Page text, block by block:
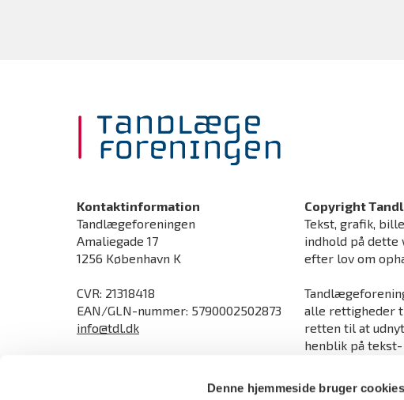
Denne hjemmeside bruger cookies
Kontaktinformation
Tandlægeforeningen
Amaliegade 17
1256 København K
CVR: 21318418
EAN/GLN-nummer: 5790002502873
info@tdl.dk
Copyright
Tekst, grafik,
indhold på
efter lov om
alle rettigheder
retten til at
henblik på tekst-